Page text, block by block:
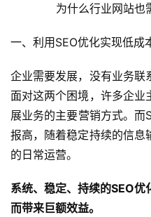
为什么行业网站也
一、利用SEO优化实现低成
企业需要发展，没有业务联
面对这两个困境，许多企
展业务的主要营销方式。而
报高，随着稳定持续的信息
的日常运营。
系统、稳定、持续的SEO
而带来巨额效益。